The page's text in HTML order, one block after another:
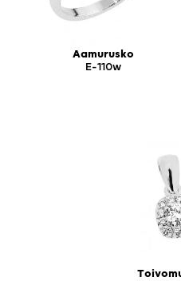
Aamurusko
E-110w